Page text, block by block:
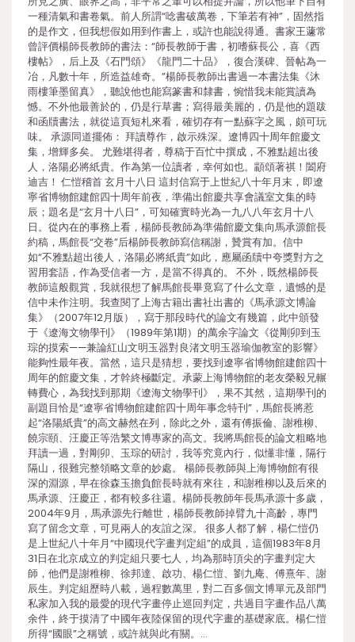
一種清氣和書卷氣。前人所謂“唸書破萬卷，下筆若有神”，固然指
的是作文，但我想假如用到作書上，或許也能說得通。書家王蘧常
曾評價楊師長教師的書法：“師長教師于書，初嗜蘇長公，喜《西
樓帖》，后上及《石門頌》《龍門二十品》，復合漢碑、晉帖為一
冶，凡數十年，所造益雄奇。”楊師長教師出書過一本書法集《沐
雨樓筆墨留真》，聽說他也能寫篆書和隸書，惋惜我未能賞讀為
憾。不外他最善於的，仍是行草書；寫得最美麗的，仍是他的題跋
和函牘書法，就從這頁短札來看，確切存有一點蘇字之風，頗可玩
味。 承源同道擺佈： 拜讀尊作，啟示殊深。遼博四十周年館慶文
集，增輝多矣。 尤難堪得者，尊稿于百忙中撰成，不雅點超出後
人，洛陽必將紙貴。作為第一位讀者，幸何如也。顓頌著祺！闔府
迪吉！ 仁愷稽首 玄月十八日 這封信寫于上世紀八十年月末，即遼
寧省博物館建館四十周年前夜，準備出館慶共享會議室文集的時
辰；題名是“玄月十八日”，可知確實時光為一九八八年玄月十八
日。從內在的事務上看，楊師長教師為準備館慶文集向馬承源館長
約稿，馬館長“交卷”后楊師長教師寫信稱謝，贊賞有加。信中
如“不雅點超出後人，洛陽必將紙貴”如此，應屬函牘中夸獎對方之
習用套語，作為受信者一方，是當不得真的。 不外，既然楊師長
教師這般觀賞，我就很想了解馬館長畢竟寫了什么文章，遺憾的是
信中未作注明。我查閱了上海古籍出書社出書的《馬承源文博論
集》（2007年12月版），寫于那段時代的論文有幾篇，此中頒發
于《遼海文物學刊》（1989年第1期）的萬余字論文《從剛卯到玉
琮的摸索——兼論紅山文明玉器對良渚文明玉器瑜伽教室的影響》
能夠性最年夜。當然，這只是猜想，要找到遼寧省博物館建館四十
周年的館慶文集，才幹終極斷定。承蒙上海博物館的老友榮毅兄輾
轉費心，為我找到那期《遼海文物學刊》，果不其然，這期學刊的
副題目恰是“遼寧省博物館建館四十周年事念特刊”，馬館長將惹
起“洛陽紙貴”的高文赫然在列，除此之外，還有傅振倫、謝稚柳、
饒宗頤、汪慶正等浩繁文博專家的高文。我將馬館長的論文粗略地
拜讀一過，對剛卯、玉琮的研討，我等究竟內行，似懂非懂，隔行
隔山，很難完整領略文章的妙處。 楊師長教師與上海博物館有很
深的淵源，早在徐森玉擔負館長時就有來往，和謝稚柳以及后來的
馬承源、汪慶正，都有較多往還。楊師長教師年長馬承源十多歲，
2004年9月，馬承源先行離世，楊師長教師掉臂九十高齡，專門
寫了留念文章，可見兩人的友誼之深。 很多人都了解，楊仁愷仍
是上世紀八十年月“中國現代字畫判定組”的成員，這個1983年8月
31日在北京成立的判定組只要七人，均為那時頂尖的字畫判定大
師，他們是謝稚柳、徐邦達、啟功、楊仁愷、劉九庵、傅熹年、謝
辰生。判定組歷時八載，過程數萬里，對二百多個文博單元及部門
私家加入我的最愛的現代字畫停止巡回判定，共過目字畫作品八萬
余件，終于摸清了中國年夜陸保留的現代字畫的基礎家底。楊仁愷
所得“國眼”之稱號，或許就與此有關。…